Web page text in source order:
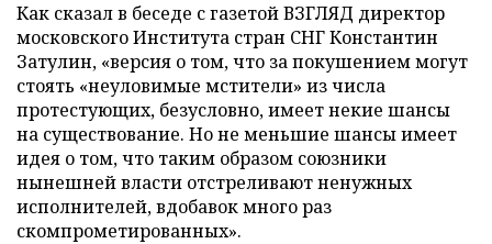
Как сказал в беседе с газетой ВЗГЛЯД директор
московского Института стран СНГ Константин
Затулин, «версия о том, что за покушением могут
стоять «неуловимые мстители» из числа
протестующих, безусловно, имеет некие шансы
на существование. Но не меньшие шансы имеет
идея о том, что таким образом союзники
нынешней власти отстреливают ненужных
исполнителей, вдобавок много раз
скомпрометированных».